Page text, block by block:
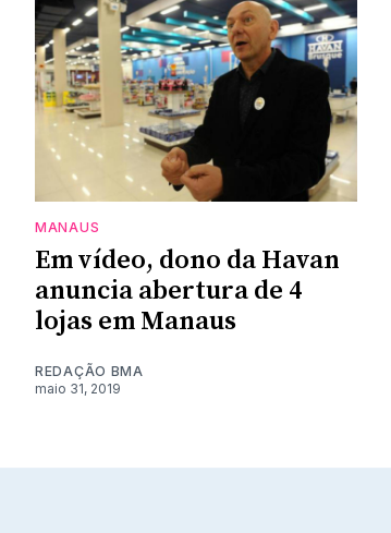
MANAUS
Em vídeo, dono da Havan
anuncia abertura de 4
lojas em Manaus
REDAÇÃO BMA
maio 31, 2019